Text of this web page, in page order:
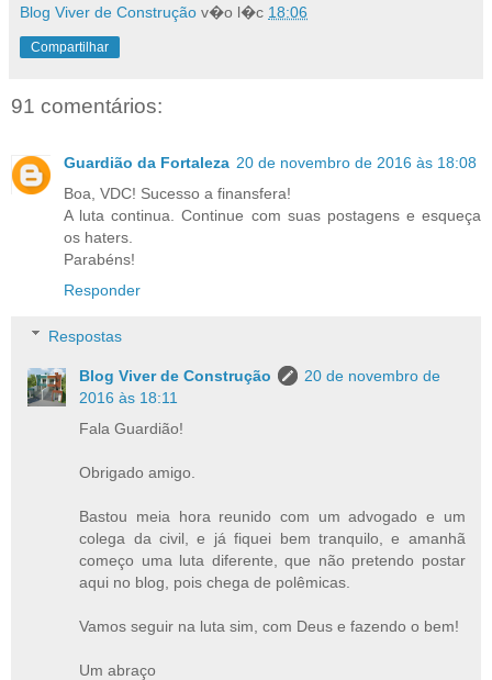
Blog Viver de Construção v�o l�c 18:06
Compartilhar
91 comentários:
Guardião da Fortaleza 20 de novembro de 2016 às 18:08
Boa, VDC! Sucesso a finansfera!
A luta continua. Continue com suas postagens e esqueça
os haters.
Parabéns!
Responder
Respostas
Blog Viver de Construção
20 de novembro de
2016 às 18:11
Fala Guardião!
Obrigado amigo.
Bastou meia hora reunido com um advogado e um
colega da civil, e já fiquei bem tranquilo, e amanhã
começo uma luta diferente, que não pretendo postar
aqui no blog, pois chega de polêmicas.
Vamos seguir na luta sim, com Deus e fazendo o bem!
Um abraço